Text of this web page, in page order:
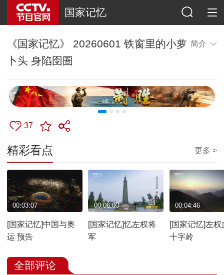
国家记忆
《国家记忆》 20260601 铁窗里的小萝
卜头 身陷囹圄
简介
37
精彩看点 更多 >
[国家记忆]中国与奥
运 预告
00:03:07
[国家记忆]忆左权将
军
00:06:00
[国家记忆]左权
十字岭
00:04:46
全部评论